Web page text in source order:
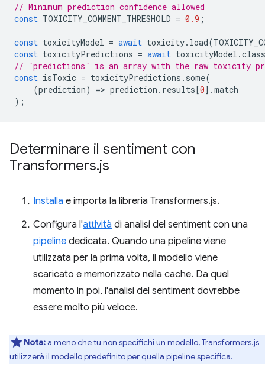
// Minimum prediction confidence allowed
const TOXICITY_COMMENT_THRESHOLD = 0.9 ;
const toxicityModel = await toxicity. load(
const toxicityPredictions = await toxicityModel .
// `predictions` is an array with the raw toxicity
const isToxic = toxicityPredictions . some(
(prediction) => prediction . results[0].match
);
Determinare il sentiment con
Transformers.js
Installa e importa la libreria Transformers.js.
Configura l'attività di analisi del sentiment con una
pipeline dedicata. Quando una pipeline viene
utilizzata per la prima volta, il modello viene
scaricato e memorizzato nella cache. Da quel
momento in poi, l'analisi del sentiment dovrebbe
essere molto più veloce.
Nota:a meno che tu non specifichi un modello, Transformers.js
utilizzerà il modello predefinito per quella pipeline specifica.